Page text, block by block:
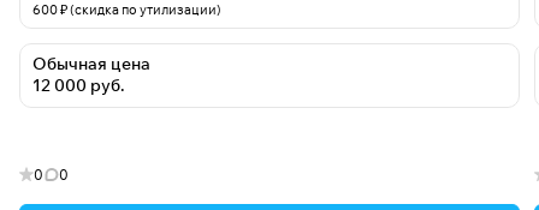
600 ₽ (скидка по утилизации)
Обычная цена
12 000 руб.
0 0